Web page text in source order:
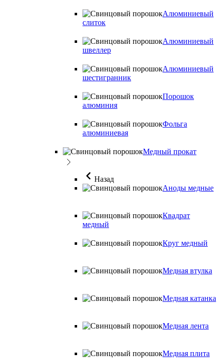
Алюминиевый
слиток
Алюминиевый
швеллер
Алюминиевый
шестигранник
Порошок
алюминия
Фольга
алюминиевая
Медный прокат
Назад
Аноды медные
Квадрат
медный
Круг медный
Медная втулка
Медная катанка
Медная лента
Медная плита